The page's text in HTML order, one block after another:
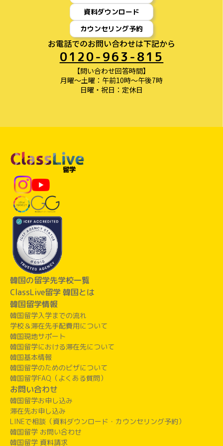
資料ダウンロード
カウンセリング予約
お電話でのお問い合わせは下記から
0120-963-815
【問い合わせ回答時間】
月曜〜土曜：午前10時〜午後7時
日曜・祝日：定休日
韓国の留学先学校一覧
ClassLive留学 韓国とは
韓国留学情報
韓国留学入学までの流れ
学校＆滞在先手配費用について
韓国現地サポート
韓国留学における滞在先について
韓国基本情報
韓国留学のためのビザについて
韓国留学FAQ（よくある質問）
お問い合わせ
韓国留学お申し込み
滞在先お申し込み
LINEで相談（資料ダウンロード・カウンセリング予約）
韓国留学 お問い合わせ
韓国留学 資料請求